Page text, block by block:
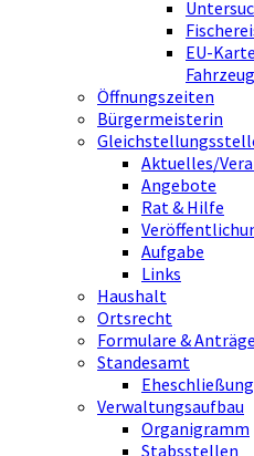
EU-
Öffnungszeiten
Bürgermeisterin
Aktuelles/
Angebote
Rat & Hilfe
Aufgabe
Links
Haushalt
Ortsrecht
Formulare & Anträge
Standesamt
Eheschließung
Verwaltungsaufbau
Organigramm
Stabsstellen